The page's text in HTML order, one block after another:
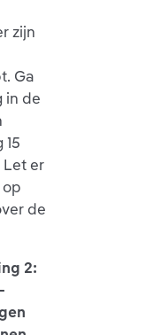
zijn
Ga
in de
Let er
de
2: